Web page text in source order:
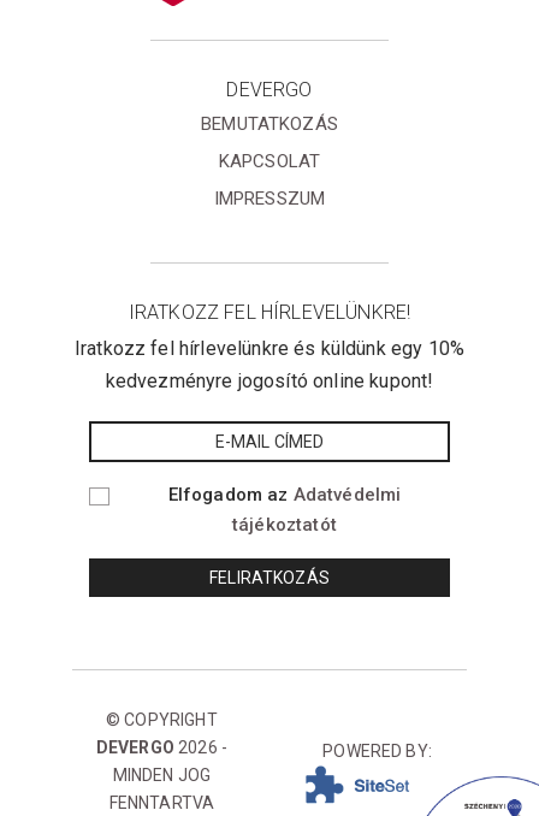
DEVERGO
BEMUTATKOZÁS
KAPCSOLAT
IMPRESSZUM
IRATKOZZ FEL HÍRLEVELÜNKRE!
Iratkozz fel hírlevelünkre és küldünk egy 10%
kedvezményre jogosító online kupont!
Elfogadom az Adatvédelmi
tájékoztatót
© COPYRIGHT
DEVERGO 2026 -
MINDEN JOG
FENNTARTVA
POWERED BY: